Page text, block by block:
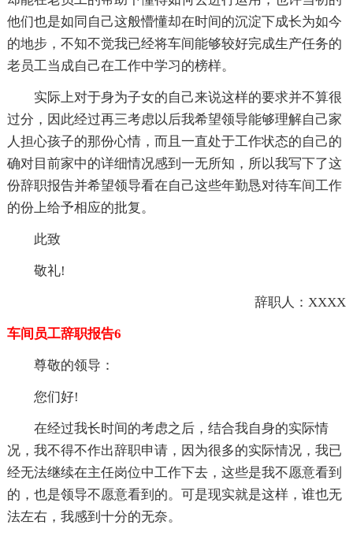
他们也是如同自己这般懵懂却在时间的沉淀下成长为如今
的地步，不知不觉我已经将车间能够较好完成生产任务的
老员工当成自己在工作中学习的榜样。
实际上对于身为子女的自己来说这样的要求并不算很
过分，因此经过再三考虑以后我希望领导能够理解自己家
人担心孩子的那份心情，而且一直处于工作状态的自己的
确对目前家中的详细情况感到一无所知，所以我写下了这
份辞职报告并希望领导看在自己这些年勤恳对待车间工作
的份上给予相应的批复。
此致
敬礼!
辞职人：XXXX
车间员工辞职报告6
尊敬的领导：
您们好!
在经过我长时间的考虑之后，结合我自身的实际情
况，我不得不作出辞职申请，因为很多的实际情况，我已
经无法继续在主任岗位中工作下去，这些是我不愿意看到
的，也是领导不愿意看到的。可是现实就是这样，谁也无
法左右，我感到十分的无奈。